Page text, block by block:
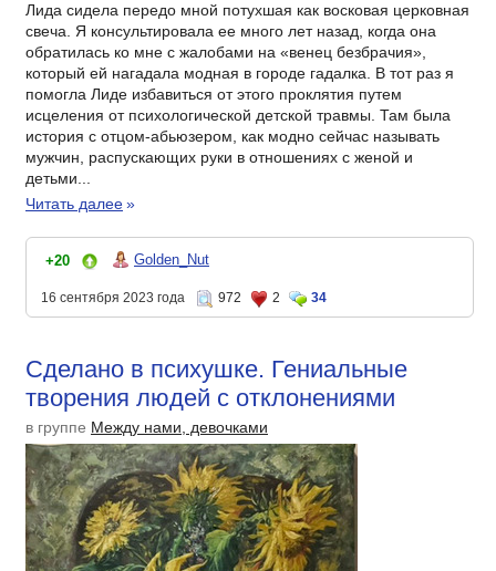
Лида сидела передо мной потухшая как восковая церковная
свеча. Я консультировала ее много лет назад, когда она
обратилась ко мне с жалобами на «венец безбрачия»,
который ей нагадала модная в городе гадалка. В тот раз я
помогла Лиде избавиться от этого проклятия путем
исцеления от психологической детской травмы. Там была
история с отцом-абьюзером, как модно сейчас называть
мужчин, распускающих руки в отношениях с женой и
детьми...
Читать далее»
+20 Golden_Nut
16 сентября 2023 года 972 2 34
Сделано в психушке. Гениальные
творения людей с отклонениями
в группе Между нами, девочками